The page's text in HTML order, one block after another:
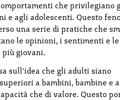
che privilegiano
e agli adolescenti. Questo
una serie di pratiche che
le opinioni, i sentimenti e
più giovani.
sull'idea che gli adulti siano
a bambini, bambine e
che di valore. Questo